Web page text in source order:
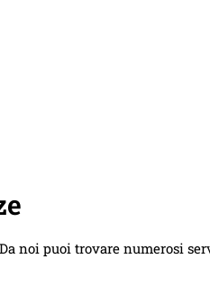
noi puoi trovare numerosi